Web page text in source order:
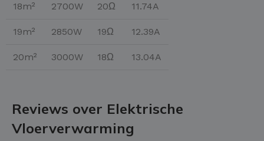
18m² 2700W 20Ω 11.74A
19m² 2850W 19Ω 12.39A
20m² 3000W 18Ω 13.04A
Reviews over Elektrische
Vloerverwarming